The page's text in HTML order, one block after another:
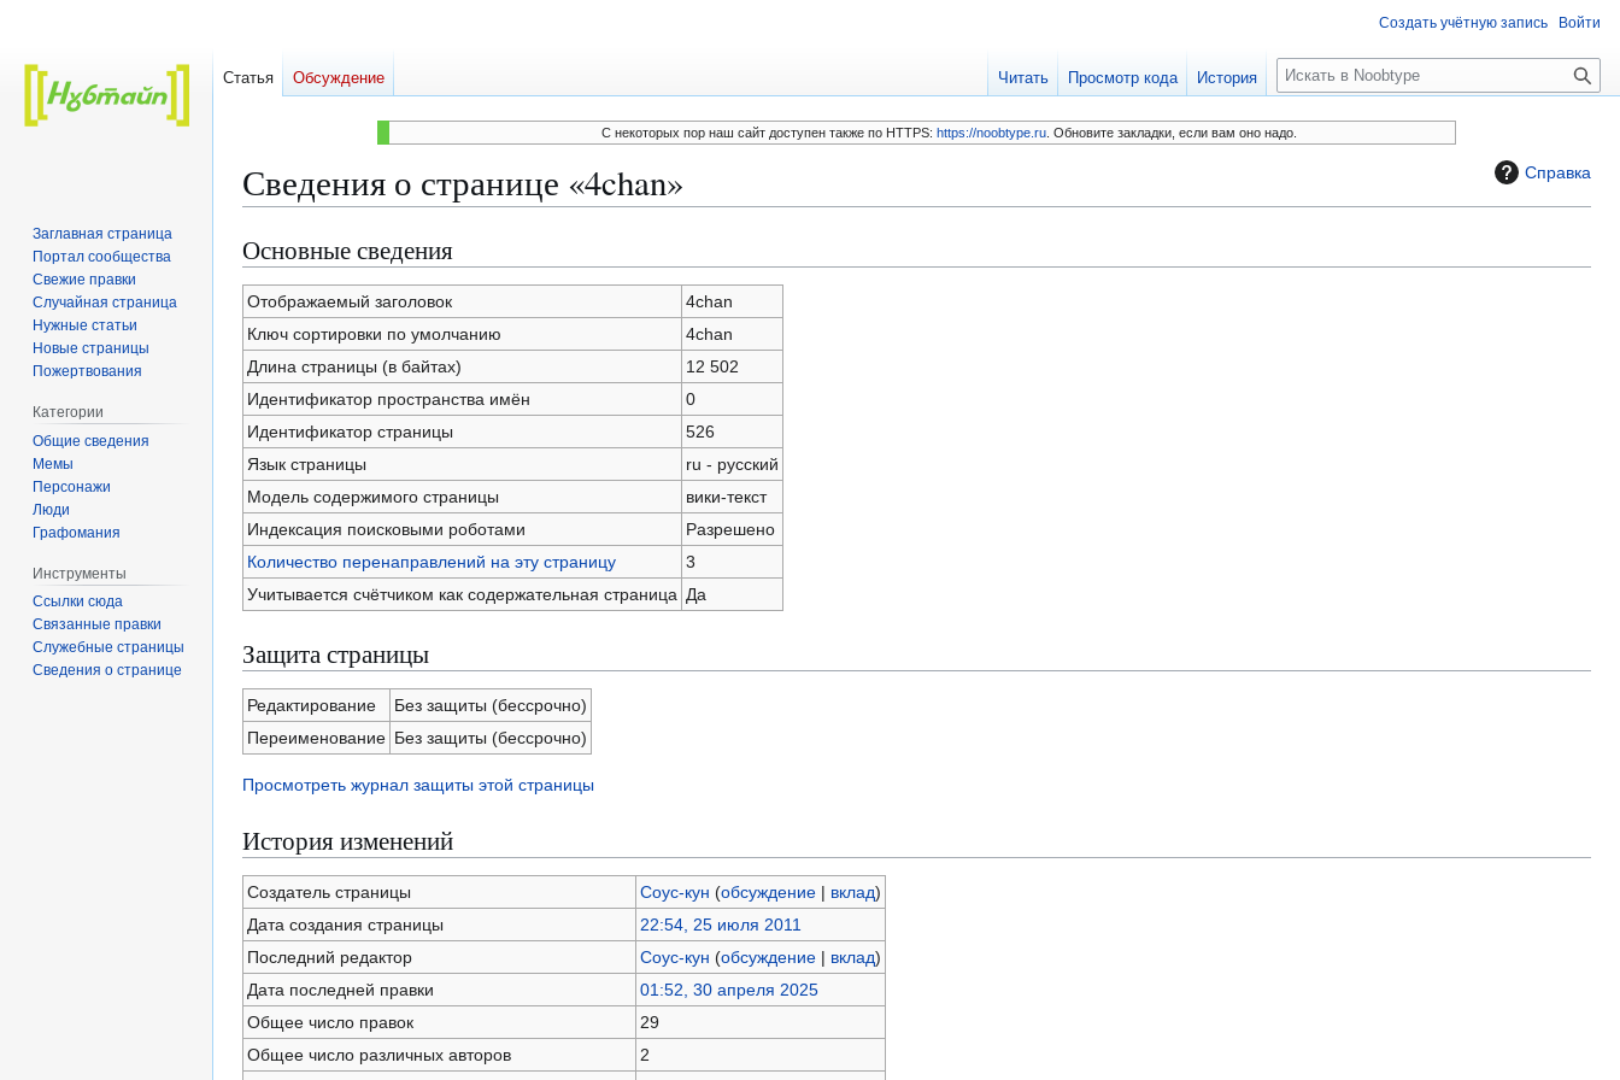
C некоторых пор наш сайт доступен также по HTTPS:https://noobtype.ru . Обновите закладки, если вам оно надо.
Справка
Сведения о странице «4chan»
Перейти
к
навигации
Перейти
к
поиску
Основные сведения
Отображаемый заголовок
4chan
Ключ сортировки по умолчанию
4chan
Длина страницы (в байтах)
12 502
Идентификатор пространства имён
0
Идентификатор страницы
526
Язык страницы
ru - русский
Модель содержимого страницы
вики-текст
Индексация поисковыми роботами
Разрешено
Количество перенаправлений на эту страницу
3
Учитывается счётчиком как содержательная страница Да
Защита страницы
Редактирование
Без защиты (бессрочно)
Переименование Без защиты (бессрочно)
Просмотреть журнал защиты этой страницы
История изменений
Создатель страницы Соус-кун (обсуждение| вклад)
Дата создания страницы
22:54, 25 июля 2011
Последний редактор
Соус-кун (обсуждение| вклад)
Дата последней правки
01:52, 30 апреля 2025
Общее число правок
29
Общее число различных авторов
2
Создать учётную запись Войти
Статья Обсуждение Читать Просмотр кода История
П
о
и
с
Заглавная страница
Портал сообщества
Свежие правки
Случайная страница
Нужные статьи
Новые страницы
Пожертвования
Категории
Общие сведения
Мемы
Персонажи
Люди
Графомания
Инструменты
Ссылки сюда
Связанные правки
Служебные страницы
Сведения о странице